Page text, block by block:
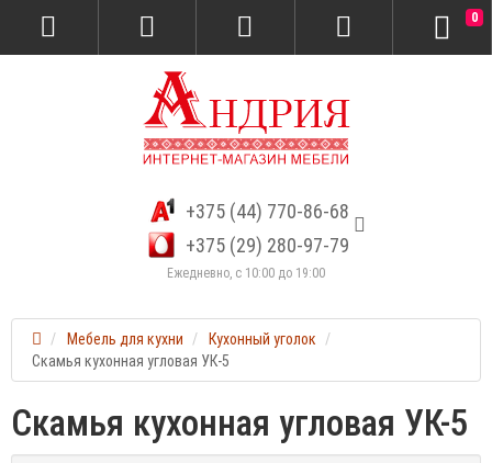
+375 (44) 770-86-68
+375 (29) 280-97-79
Ежедневно, с 10:00 до 19:00
0
Мебель для кухни
Кухонный уголок
Скамья кухонная угловая УК-5
Скамья кухонная угловая УК-5